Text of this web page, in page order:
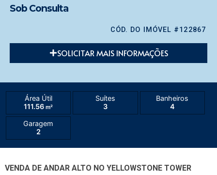
Sob Consulta
CÓD. DO IMÓVEL #122867
SOLICITAR MAIS INFORMAÇÕES
Área Útil
111.56 m²
Suítes
3
Banheiros
4
Garagem
2
VENDA DE ANDAR ALTO NO YELLOWSTONE TOWER